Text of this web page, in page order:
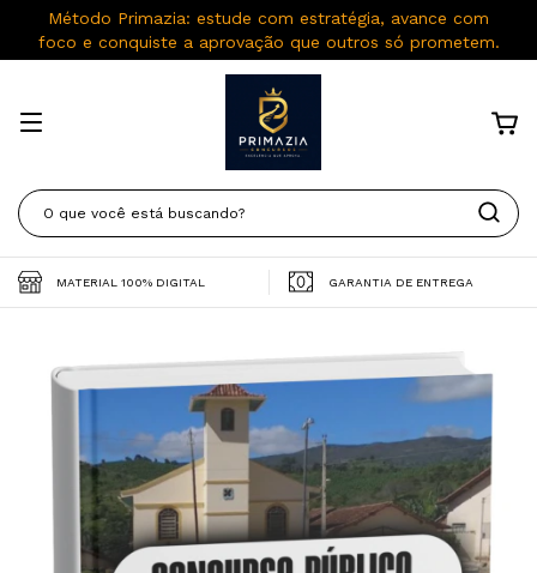
Método Primazia: estude com estratégia, avance com
foco e conquiste a aprovação que outros só prometem.
MATERIAL 100% DIGITAL GARANTIA DE ENTREGA